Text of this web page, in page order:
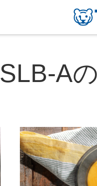
SLB-A